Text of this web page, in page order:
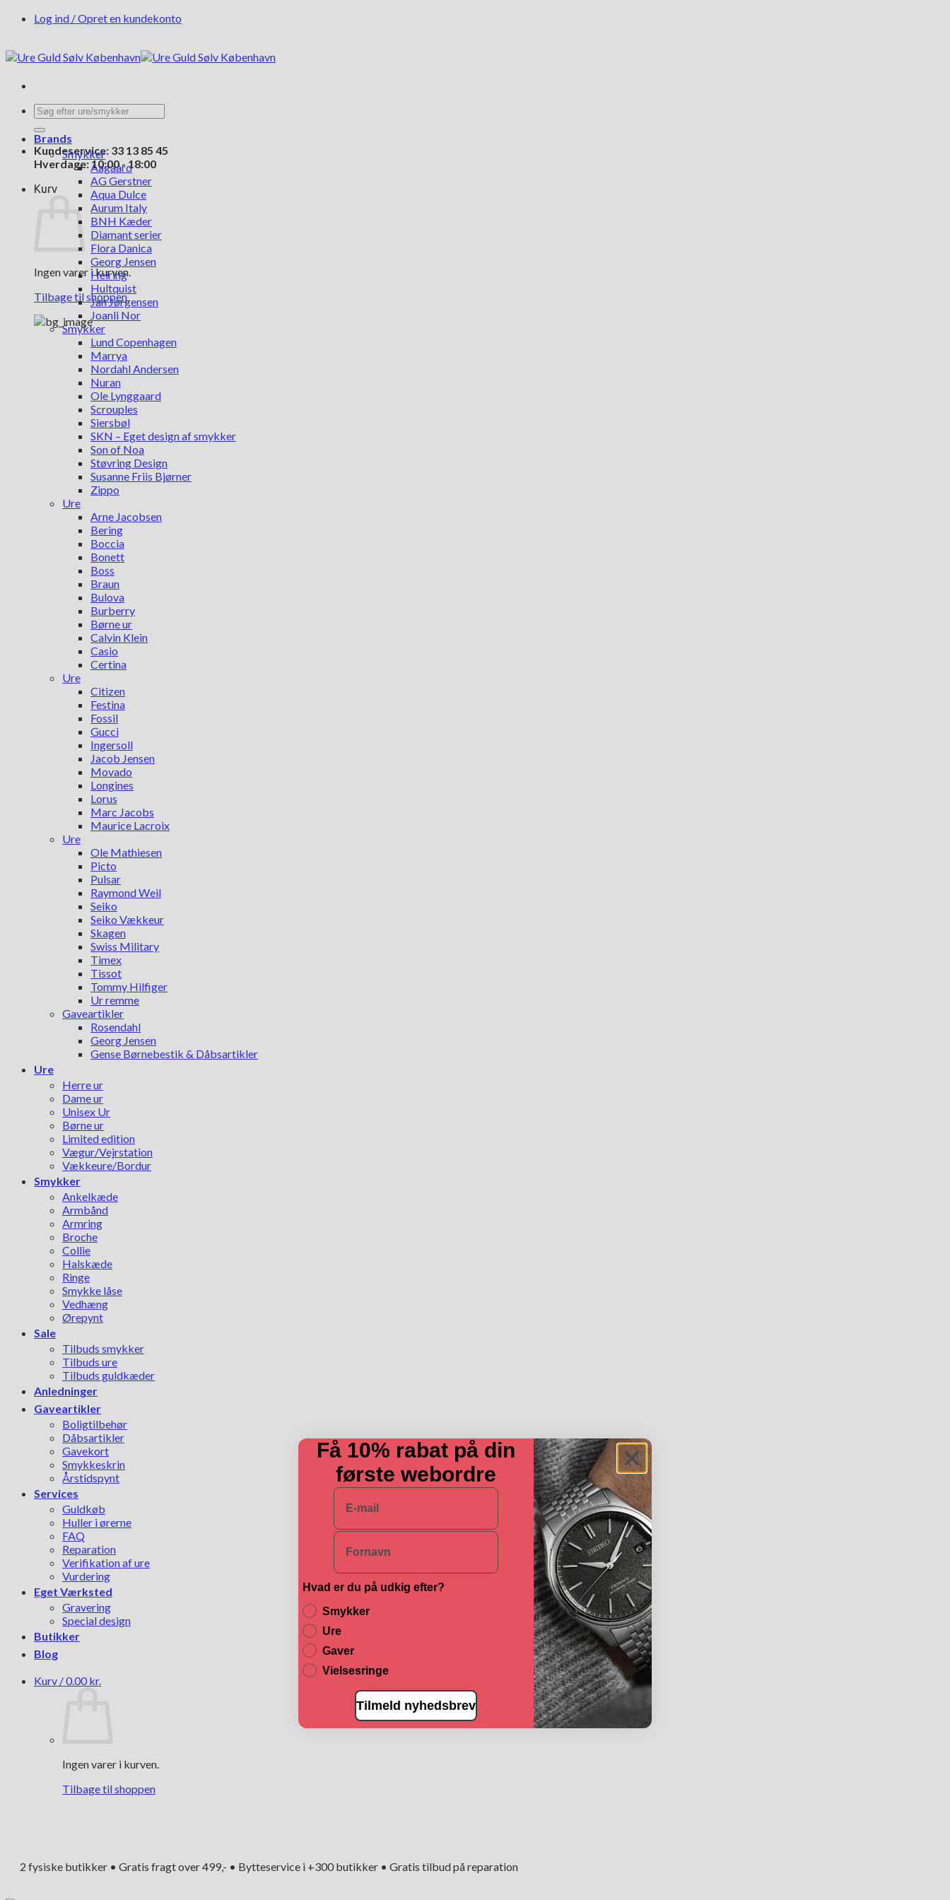
FortsætLog ind / Opret en kundekonto
Søg
efter:
Kundeservice: 33 13 85 45
Hverdage: 10:00 - 18:00
Kurv
Ingen varer i kurven.
Tilbage til shoppen
Brands
Smykker
Aagaard
AG Gerstner
Aqua Dulce
Aurum Italy
BNH Kæder
Diamant serier
Flora Danica
Georg Jensen
Heiring
Hultquist
Jan Jørgensen
Joanli Nor
Smykker
Lund Copenhagen
Marrya
Nordahl Andersen
Nuran
Ole Lynggaard
Scrouples
Siersbøl
SKN – Eget design af smykker
Son of Noa
Støvring Design
Susanne Friis Bjørner
Zippo
Ure
Arne Jacobsen
Bering
Boccia
Bonett
Boss
Braun
Bulova
Burberry
Børne ur
Calvin Klein
Casio
Certina
Ure
Citizen
Festina
Fossil
Gucci
Ingersoll
Jacob Jensen
Movado
Longines
Lorus
Marc Jacobs
Maurice Lacroix
Ure
Ole Mathiesen
Picto
Pulsar
Raymond Weil
Seiko
Seiko Vækkeur
Skagen
Swiss Military
Timex
Tissot
Tommy Hilfiger
Ur remme
Gaveartikler
Rosendahl
Georg Jensen
Gense Børnebestik & Dåbsartikler
Ure
Herre ur
Dame ur
Unisex Ur
Børne ur
Limited edition
Vægur/Vejrstation
Vækkeure/Bordur
Smykker
Ankelkæde
Armbånd
Armring
Broche
Collie
Halskæde
Ringe
Smykke låse
Vedhæng
Ørepynt
Sale
Tilbuds smykker
Tilbuds ure
Tilbuds guldkæder
Anledninger
Gaveartikler
Boligtilbehør
Dåbsartikler
Gavekort
Smykkeskrin
Årstidspynt
Services
Guldkøb
Huller i ørerne
FAQ
Reparation
Verifikation af ure
Vurdering
Eget Værksted
Gravering
Special design
Butikker
Blog
Kurv /0.00 kr.
Ingen varer i kurven.
Tilbage til shoppen
2 fysiske butikker • Gratis fragt over 499,- • Bytteservice i +300 butikker • Gratis tilbud på reparation
Få 10% rabat på din
første webordre
E-mail
Navn
Hvad er du på udkig efter?
Smykker
Ure
Gaver
Vielsesringe
Tilmeld nyhedsbrev